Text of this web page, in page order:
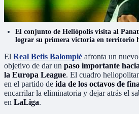
El conjunto de Heliópolis visita al
lograr su primera victoria en territorio
El Real Betis Balompié afronta un
objetivo de dar un paso importante
la Europa League. El cuadro
en el partido de ida de los octavos de
encarrilar la eliminatoria y dejar atrás el
en LaLiga.